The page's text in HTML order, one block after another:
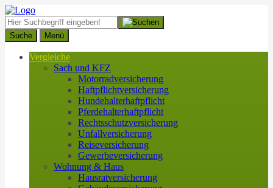
Suche Menü
Vergleiche
Sach und KFZ
Motorradversicherung
Haftpflichtversicherung
Hundehalterhaftpflicht
Pferdehalterhaftpflicht
Rechtsschutzversicherung
Unfallversicherung
Reiseversicherung
Gewerbeversicherung
Wohnung & Haus
Hausratversicherung